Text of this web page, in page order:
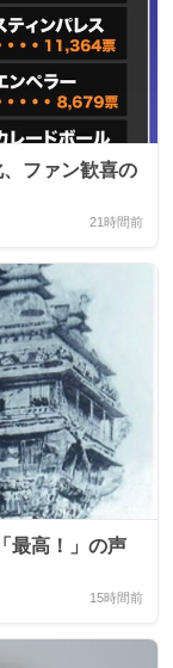
、ファン歓喜の
21時間前
最高！」の声
15時間前